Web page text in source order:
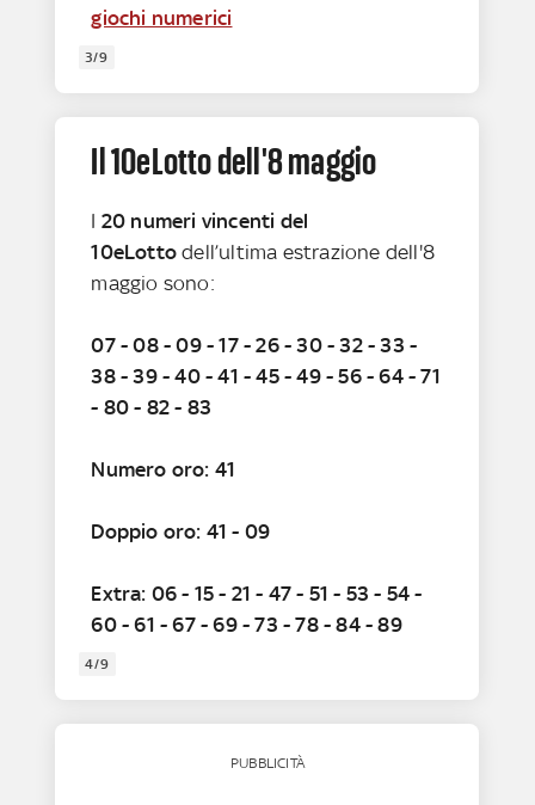
giochi numerici
3/9
Il 10eLotto dell'8 maggio
I 20 numeri vincenti del
10eLotto dell’ultima estrazione dell'8
maggio sono:
07 - 08 - 09 - 17 - 26 - 30 - 32 - 33 -
38 - 39 - 40 - 41 - 45 - 49 - 56 - 64 - 71
- 80 - 82 - 83
Numero oro: 41
Doppio oro: 41 - 09
Extra: 06 - 15 - 21 - 47 - 51 - 53 - 54 -
60 - 61 - 67 - 69 - 73 - 78 - 84 - 89
4/9
PUBBLICITÀ